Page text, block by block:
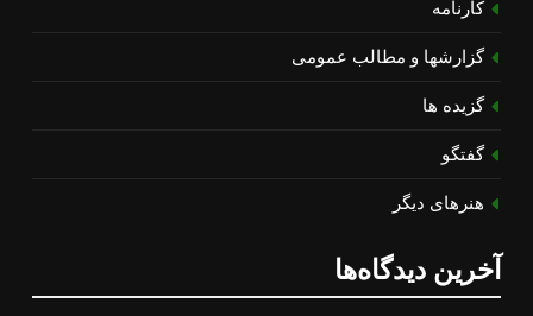
کارنامه
گزارشها و مطالب عمومی
گزیده ها
گفتگو
هنرهای دیگر
آخرین دیدگاه‌ها